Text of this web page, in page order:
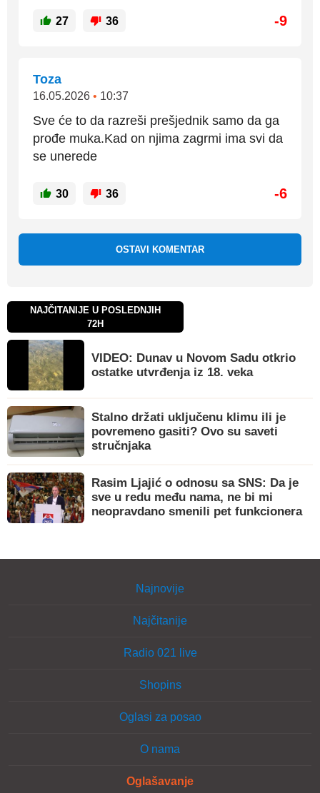
27 36 -9
Toza
16.05.2026 • 10:37
Sve će to da razreši prešjednik samo da ga
prođe muka.Kad on njima zagrmi ima svi da
se unerede
30 36 -6
OSTAVI KOMENTAR
NAJČITANIJE U POSLEDNJIH
72H
VIDEO: Dunav u Novom Sadu otkrio
ostatke utvrđenja iz 18. veka
Stalno držati uključenu klimu ili je
povremeno gasiti? Ovo su saveti
stručnjaka
Rasim Ljajić o odnosu sa SNS: Da je
sve u redu među nama, ne bi mi
neopravdano smenili pet funkcionera
Najnovije
Najčitanije
Radio 021 live
Shopins
Oglasi za posao
O nama
Oglašavanje